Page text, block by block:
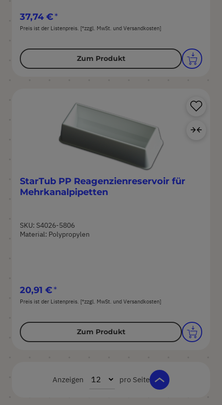
37,74 €
Preis ist der Listenpreis. [*zzgl. MwSt. und Versandkosten]
Zum Produkt
StarTub PP Reagenzienreservoir für
Mehrkanalpipetten
SKU: S4026-5806
Material: Polypropylen
20,91 €
Preis ist der Listenpreis. [*zzgl. MwSt. und Versandkosten]
Zum Produkt
Anzeigen pro Seite